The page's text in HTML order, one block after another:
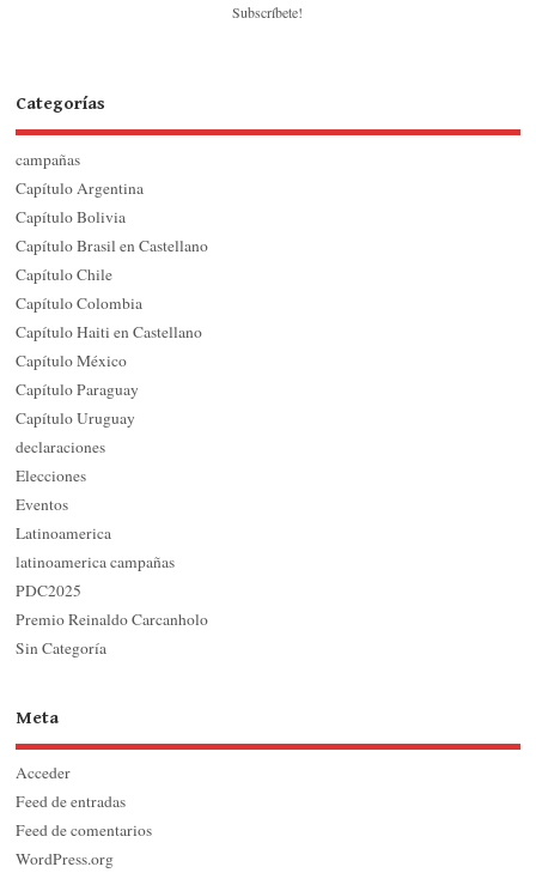
Subscríbete!
Categorías
campañas
Capítulo Argentina
Capítulo Bolivia
Capítulo Brasil en Castellano
Capítulo Chile
Capítulo Colombia
Capítulo Haiti en Castellano
Capítulo México
Capítulo Paraguay
Capítulo Uruguay
declaraciones
Elecciones
Eventos
Latinoamerica
latinoamerica campañas
PDC2025
Premio Reinaldo Carcanholo
Sin Categoría
Meta
Acceder
Feed de entradas
Feed de comentarios
WordPress.org